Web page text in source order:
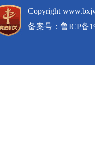
Copyright
备案号： 鲁ICP备